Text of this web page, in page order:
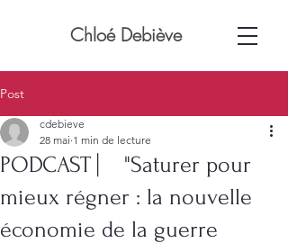
Chloé Debiève
Post
PODCAST ⎸ "Saturer pour
mieux régner : la nouvelle
économie de la guerre
cdebieve
28 mai 1 min de lecture